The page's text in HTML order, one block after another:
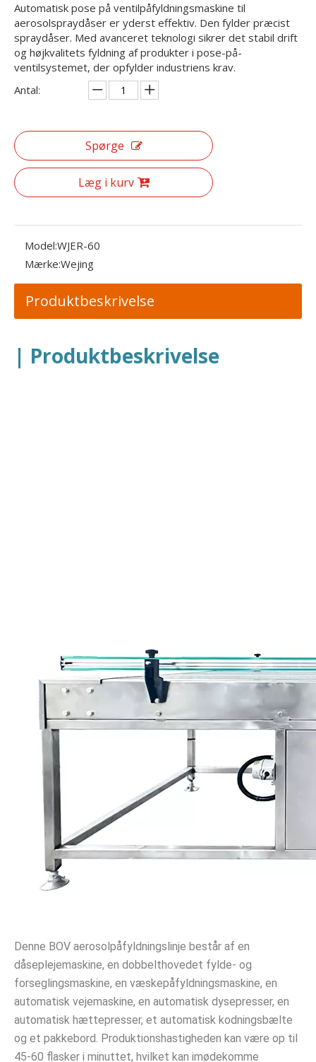
Automatisk pose på ventilpåfyldningsmaskine til
aerosolspraydåser er yderst effektiv. Den fylder præcist
spraydåser. Med avanceret teknologi sikrer det stabil drift
og højkvalitets fyldning af produkter i pose-på-
ventilsystemet, der opfylder industriens krav.
Antal:
Spørge
Læg i kurv
Model:WJER-60
Mærke:Wejing
Produktbeskrivelse
| Produktbeskrivelse
Denne BOV aerosolpåfyldningslinje består af en
dåseplejemaskine, en dobbelthovedet fylde- og
forseglingsmaskine, en væskepåfyldningsmaskine, en
automatisk vejemaskine, en automatisk dysepresser, en
automatisk hættepresser, et automatisk kodningsbælte
og et pakkebord. Produktionshastigheden kan være op til
45-60 flasker i minuttet, hvilket kan imødekomme